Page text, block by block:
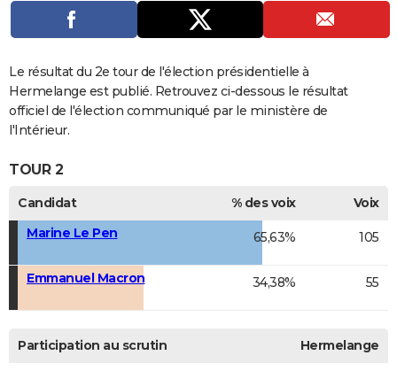
Dictionnaire
Biographies
Expressions
Proverbes
PROGRAMME TV
S'inscrire
Se connecter
Lycées
Collèges
Primaires
Universités
Entreprises
Service militaire
Avis de recherche
AVIS DE DÉCÈS
Le résultat du 2e tour de l'élection présidentielle à
Hermelange est publié. Retrouvez ci-dessous le résultat
officiel de l'élection communiqué par le ministère de
l'Intérieur.
TOUR 2
Candidat % des voix
Voix
Marine Le Pen
65,63% 105
Emmanuel Macron 34,38% 55
Participation au scrutin Hermelange